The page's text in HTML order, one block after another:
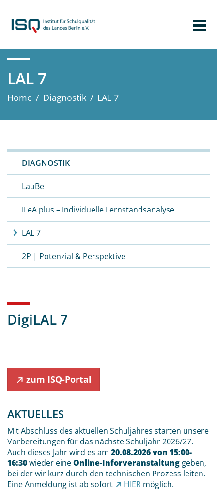
LAL 7
Home / Diagnostik / LAL 7
DIAGNOSTIK
LauBe
ILeA plus – Individuelle Lernstandsanalyse
LAL 7
2P | Potenzial & Perspektive
DigiLAL 7
zum ISQ-Portal
AKTUELLES
Mit Abschluss des aktuellen Schuljahres starten unsere
Vorbereitungen für das nächste Schuljahr 2026/27.
Auch dieses Jahr wird es am 20.08.2026 von 15:00-
16:30wieder eineOnline-Inforveranstaltung geben,
bei der wir kurz durch den technischen Prozess leiten.
Eine Anmeldung ist ab sofort
HIER möglich.